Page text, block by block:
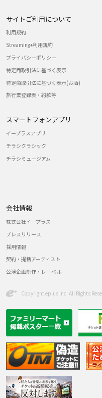
サイトご利用について
利用規約
Streaming+利用規約
プライバシーポリシー
特定商取引法に基づく表示
特定商取引法に基づく表示(お酒)
旅行業登録表・約款等
スマートフォンアプリ
イープラスアプリ
チラシクラシック
チラシミュージアム
会社情報
株式会社イープラス
プレスリリース
採用情報
契約・提携アーティスト
公演企画制作・レーベル
Copyright eplus inc. All Rights